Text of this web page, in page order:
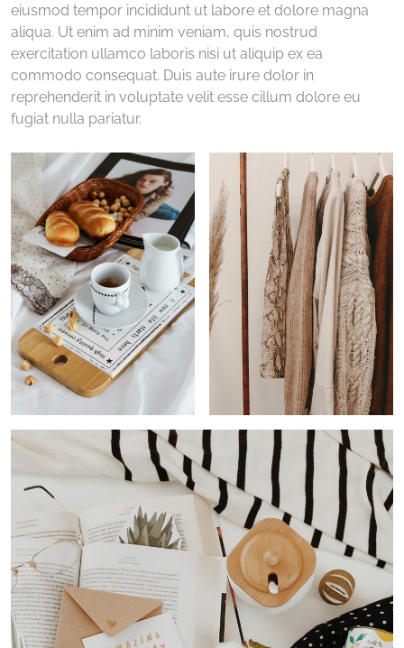
eiusmod tempor incididunt ut labore et dolore magna
aliqua. Ut enim ad minim veniam, quis nostrud
exercitation ullamco laboris nisi ut aliquip ex ea
commodo consequat. Duis aute irure dolor in
reprehenderit in voluptate velit esse cillum dolore eu
fugiat nulla pariatur.